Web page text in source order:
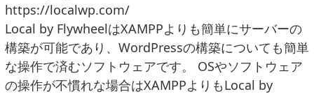
https://localwp.com/
Local by FlywheelはXAMPPよりも簡単にサーバーの
構築が可能であり、WordPressの構築についても簡単
な操作で済むソフトウェアです。 OSやソフトウェア
の操作が不慣れな場合はXAMPPよりもLocal by